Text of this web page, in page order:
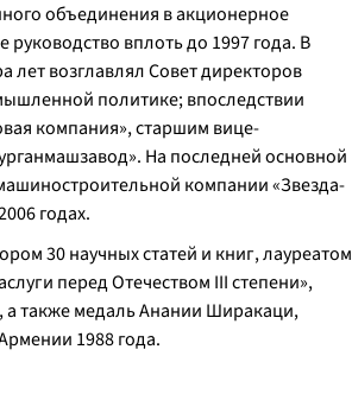
объединения в акционерное
вплоть до 1997 года. В
лет возглавлял Совет директоров
политике; впоследствии
компания», старшим вице-
На последней основной
компании «Звезда-
годах.
30 научных статей и книг, лауреатом
перед Отечеством III степени»,
а также медаль Анании Ширакаци,
1988 года.